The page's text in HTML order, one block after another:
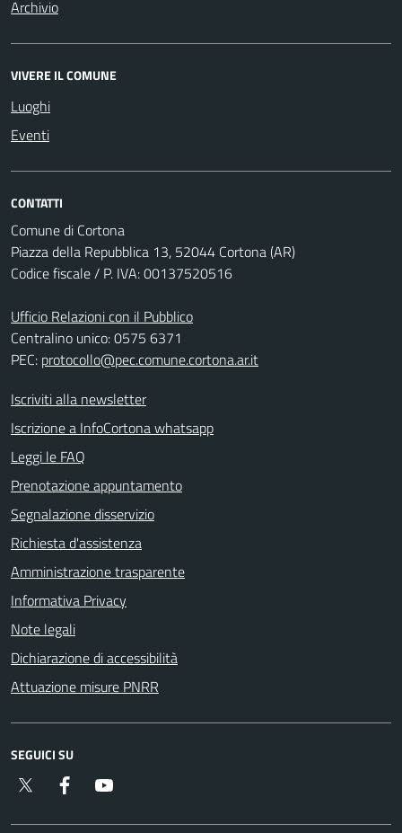
Archivio
VIVERE IL COMUNE
Luoghi
Eventi
CONTATTI
Comune di Cortona
Piazza della Repubblica 13, 52044 Cortona (AR)
Codice fiscale / P. IVA: 00137520516
Ufficio Relazioni con il Pubblico
Centralino unico: 0575 6371
PEC: protocollo@pec.comune.cortona.ar.it
Iscriviti alla newsletter
Iscrizione a InfoCortona whatsapp
Leggi le FAQ
Prenotazione appuntamento
Segnalazione disservizio
Richiesta d'assistenza
Amministrazione trasparente
Informativa Privacy
Note legali
Dichiarazione di accessibilità
Attuazione misure PNRR
SEGUICI SU
Twitter Facebook